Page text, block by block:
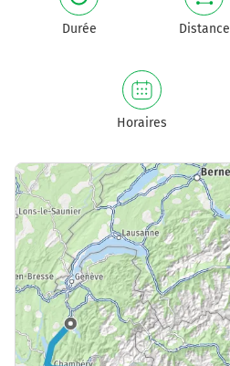
Durée Distance
Horaires